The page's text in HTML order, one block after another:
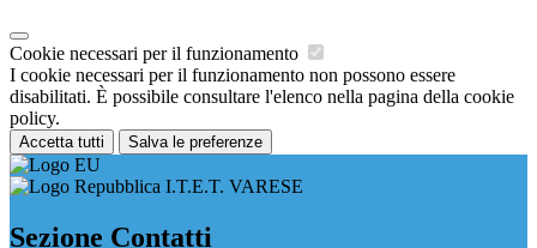
Cookie necessari per il funzionamento
I cookie necessari per il funzionamento non possono essere
disabilitati. È possibile consultare l'elenco nella pagina della cookie
policy.
Accetta tutti Salva le preferenze
I.T.E.T. VARESE
Sezione Contatti